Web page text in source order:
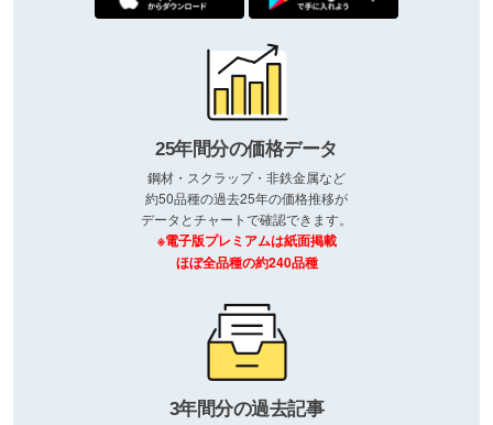
25年間分の価格データ
鋼材・スクラップ・非鉄金属など
約50品種の過去25年の価格推移が
データとチャートで確認できます。
※電子版プレミアムは紙面掲載
ほぼ全品種の約240品種
3年間分の過去記事